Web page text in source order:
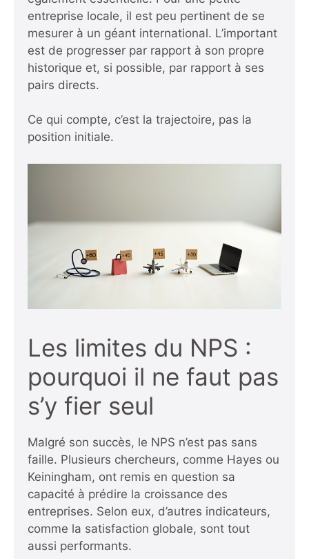
entreprise locale, il est peu pertinent de se
mesurer à un géant international. L’important
est de progresser par rapport à son propre
historique et, si possible, par rapport à ses
pairs directs.
Ce qui compte, c’est la trajectoire, pas la
position initiale.
Les limites du NPS :
pourquoi il ne faut pas
s’y fier seul
Malgré son succès, le NPS n’est pas sans
faille. Plusieurs chercheurs, comme Hayes ou
Keiningham, ont remis en question sa
capacité à prédire la croissance des
entreprises. Selon eux, d’autres indicateurs,
comme la satisfaction globale, sont tout
aussi performants.